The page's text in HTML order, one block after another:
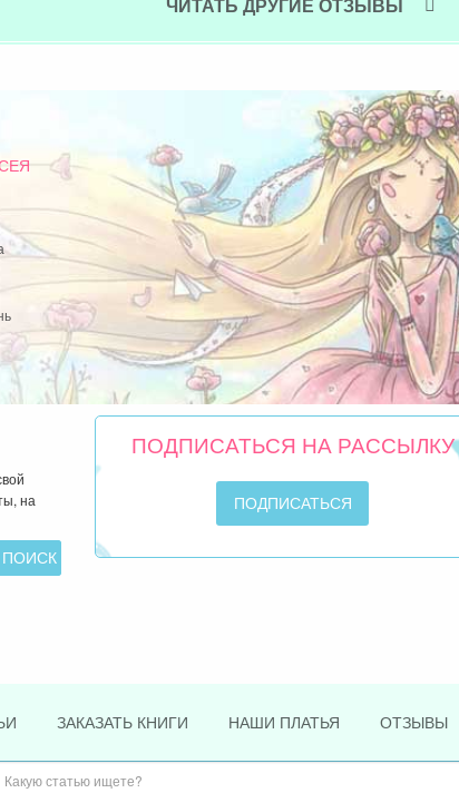
на
ПОДПИСАТЬСЯ НА РАССЫЛКУ